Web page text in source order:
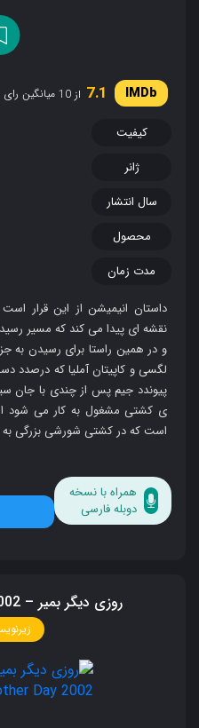
7.1 از 10 میانگین رای 116,189 نفر
کیفیت
ژانر
سال انتشار
محصول
مدت زمان
داستان انیمیشن از این قرار
نقشه‌ ای پیدا می‌ کند که مسیر
و در همین راستا برای رسیدن
لگسی و کاپیتان آملیا که درصدد
پیوندد جیم پس از چندی با جان
ی کشتی مشغول به کار می‌ شود
است که در کشتی شورشی بزرگی به
همراه با نسخه
دوبله فارسی
روزی دیگر بمیر – Die Another Day 2002